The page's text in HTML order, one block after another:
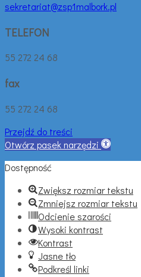
sekretariat@zsp1malbork.pl
TELEFON
55 272 24 68
fax
55 272 24 68
Przejdź do treści
Otwórz pasek narzędzi
Dostępność
Zwiększ rozmiar tekstu
Zmniejsz rozmiar tekstu
Odcienie szarości
Wysoki kontrast
Kontrast
Jasne tło
Podkreśl linki